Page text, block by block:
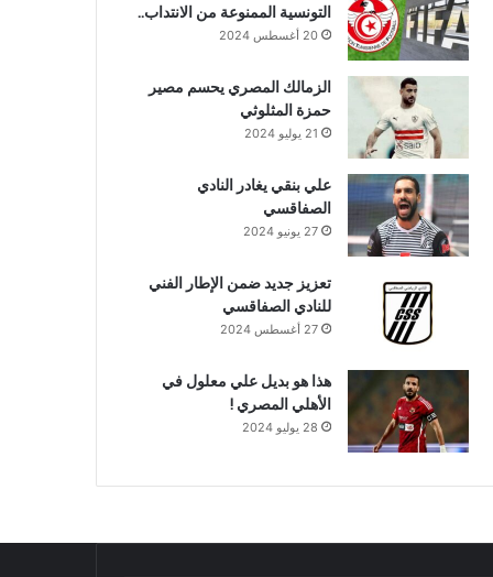
التونسية الممنوعة من الانتداب..
20 أغسطس 2024
الزمالك المصري يحسم مصير
حمزة المثلوثي
21 يوليو 2024
علي بنقي يغادر النادي
الصفاقسي
27 يونيو 2024
تعزيز جديد ضمن الإطار الفني
للنادي الصفاقسي
27 أغسطس 2024
هذا هو بديل علي معلول في
الأهلي المصري !
28 يوليو 2024